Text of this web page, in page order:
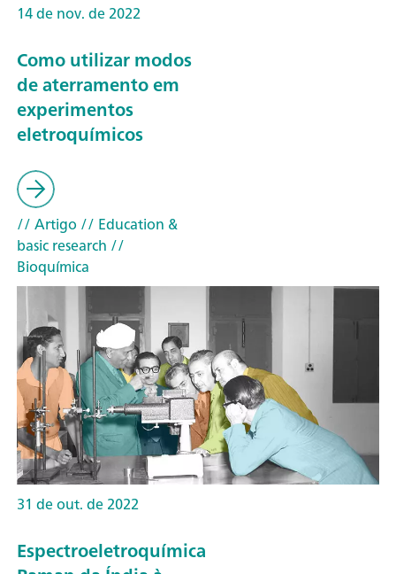
14 de nov. de 2022
Como utilizar modos
de aterramento em
experimentos
eletroquímicos
// Artigo // Education &
basic research //
Bioquímica
31 de out. de 2022
Espectroeletroquímica